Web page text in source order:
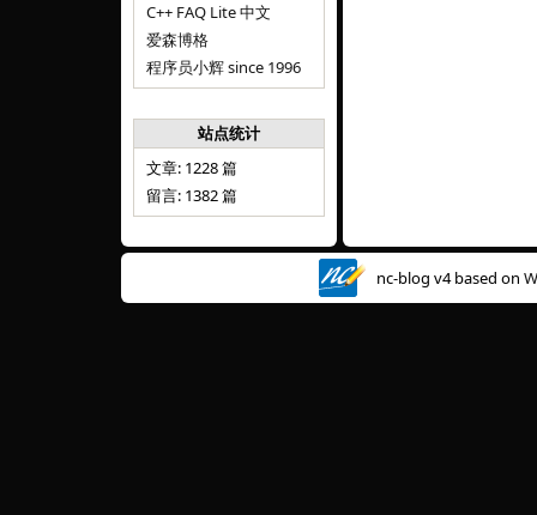
C++ FAQ Lite 中文
爱森博格
程序员小辉 since 1996
站点统计
文章: 1228 篇
留言: 1382 篇
nc-blog v4 based on